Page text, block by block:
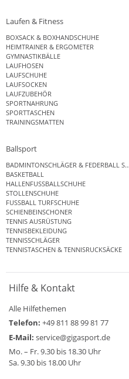
Laufen & Fitness
BOXSACK & BOXHANDSCHUHE
HEIMTRAINER & ERGOMETER
GYMNASTIKBÄLLE
LAUFHOSEN
LAUFSCHUHE
LAUFSOCKEN
LAUFZUBEHÖR
SPORTNAHRUNG
SPORTTASCHEN
TRAININGSMATTEN
Ballsport
BADMINTONSCHLÄGER & FEDERBALL
BASKETBALL
HALLENFUSSBALLSCHUHE
STOLLENSCHUHE
FUSSBALL TURFSCHUHE
SCHIENBEINSCHONER
TENNIS AUSRÜSTUNG
TENNISBEKLEIDUNG
TENNISSCHLÄGER
TENNISTASCHEN & TENNISRUCKSÄCKE
Hilfe & Kontakt
Alle Hilfethemen
Telefon: +49 811 88 99 81 77
E-Mail: service@gigasport.de
Mo. – Fr. 9.30 bis 18.30 Uhr
Sa. 9.30 bis 18.00 Uhr